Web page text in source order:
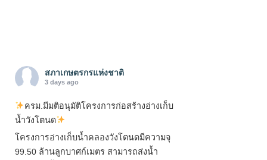
สภาเกษตรกรแห่งชาติ
3 days ago
ครม.มีมติอนุมัติโครงการก่อสร้างอ่างเก็บ
น้ำวังโตนด
โครงการอ่างเก็บน้ำคลองวังโตนดมีความจุ
99.50 ล้านลูกบาศก์เมตร สามารถส่งน้ำ